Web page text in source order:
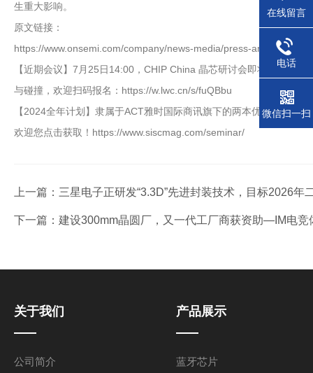
生重大影响。
原文链接：
https://www.onsemi.com/company/news-media/press-
【近期会议】7月25日14:00，CHIP China 晶芯研讨会即将组织举
与碰撞，欢迎扫码报名：https://w.lwc.cn/s/fuQBbu
【2024全年计划】隶属于ACT雅时国际商讯旗下的两本优秀杂志：
欢迎您点击获取！https://www.siscmag.com/seminar/
上一篇： 三星电子正研发“3.3D”先进封装技术，目标2026
下一篇： 建设300mm晶圆厂，又一代工厂商获资助—IM电竞
关于我们
公司简介
产品展示
蓝牙芯片
在线留言
电话
微信扫一扫